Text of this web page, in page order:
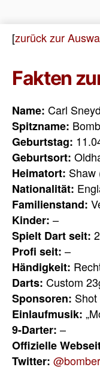
[zurück zur
Fakten
Name: Carl Sneyd
Spitzname:
Geburtstag:
Geburtsort:
Heimatort: Shaw
Nationalität:
Familienstand:
Kinder: –
Spielt Dart seit:
Profi seit: –
Händigkeit:
Darts: Custom
Sponsoren:
Einlaufmusik:
9-Darter: –
Offizielle
Twitter: